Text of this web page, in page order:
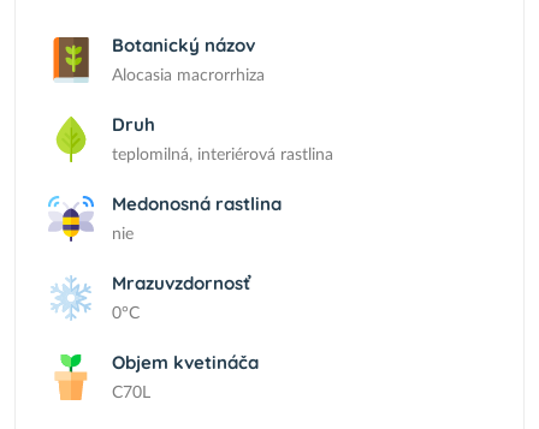
Botanický názov
Alocasia macrorrhiza
Druh
teplomilná, interiérová rastlina
Medonosná rastlina
nie
Mrazuvzdornosť
0°C
Objem kvetináča
C70L